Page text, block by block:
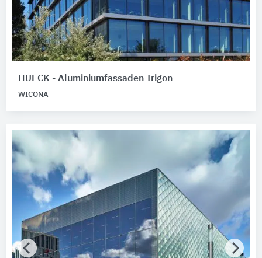
HUECK - Aluminiumfassaden Trigon
WICONA